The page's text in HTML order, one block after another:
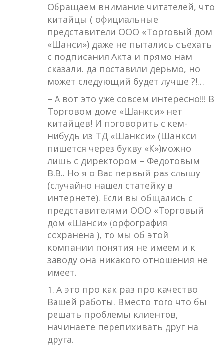
Обращаем внимание читателей, что
китайцы ( официальные
представители ООО «Торговый дом
«Шанси») даже не пытались съехать
с подписания Акта и прямо нам
сказали. да поставили дерьмо, но
может следующий будет лучше ?!…
– А вот это уже совсем интересно!!! В
Торговом доме «Шанкси» нет
китайцев! И поговорить с кем-
нибудь из ТД «Шанкси» (Шанкси
пишется через букву «К»)можно
лишь с директором – Федотовым
В.В.. Но я о Вас первый раз слышу
(случайно нашел статейку в
интернете). Если вы общались с
представителями ООО «Торговый
дом «Шанси» (орфография
сохранена ), то мы об этой
компании понятия не имеем и к
заводу она никакого отношения не
имеет.
1. А это про как раз про качество
Вашей работы. Вместо того что бы
решать проблемы клиентов,
начинаете перепихивать друг на
друга.